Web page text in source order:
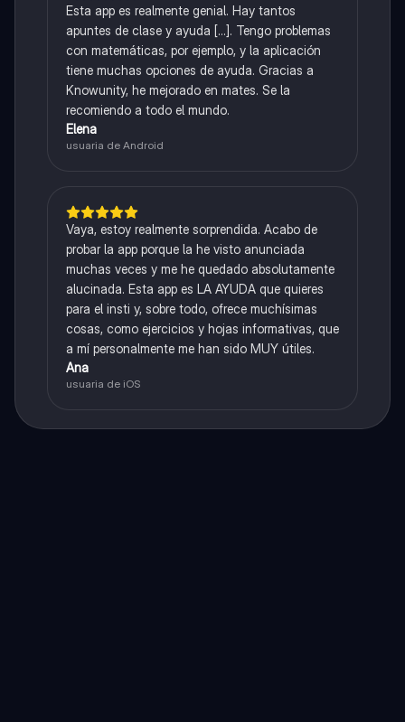
Esta app es realmente genial. Hay tantos
apuntes de clase y ayuda [...]. Tengo problemas
con matemáticas, por ejemplo, y la aplicación
tiene muchas opciones de ayuda. Gracias a
Knowunity, he mejorado en mates. Se la
recomiendo a todo el mundo.
Elena
usuaria de Android
Vaya, estoy realmente sorprendida. Acabo de
probar la app porque la he visto anunciada
muchas veces y me he quedado absolutamente
alucinada. Esta app es LA AYUDA que quieres
para el insti y, sobre todo, ofrece muchísimas
cosas, como ejercicios y hojas informativas, que
a mí personalmente me han sido MUY útiles.
Ana
usuaria de iOS